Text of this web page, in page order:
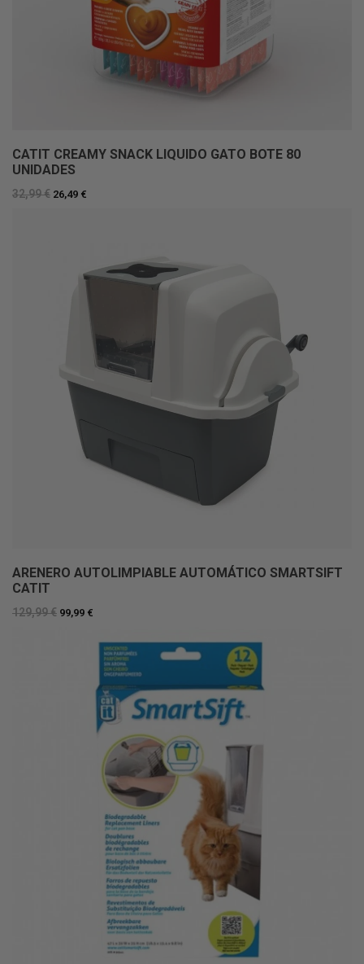
CATIT CREAMY SNACK LIQUIDO GATO BOTE 80
UNIDADES
32,99 € 26,49 €
ARENERO AUTOLIMPIABLE AUTOMÁTICO SMARTSIFT
CATIT
129,99 € 99,99 €